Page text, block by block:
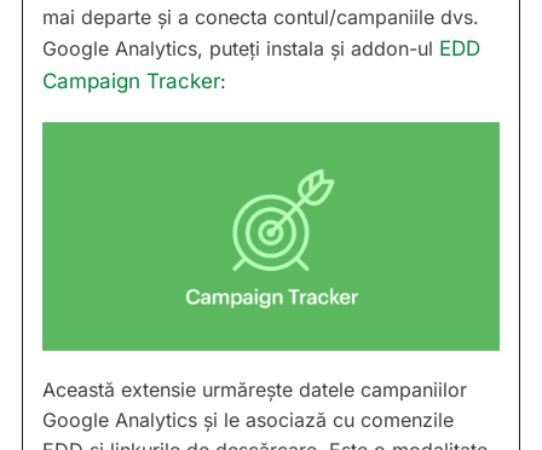
mai departe și a conecta contul/campaniile dvs.
Google Analytics, puteți instala și addon-ul EDD
Campaign Tracker:
Această extensie urmărește datele campaniilor
Google Analytics și le asociază cu comenzile